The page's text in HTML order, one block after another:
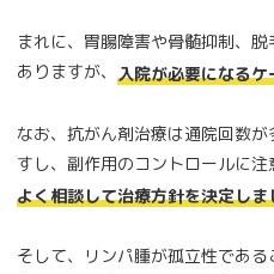
まれに、胃腸障害や骨髄抑制、
ありますが、 入院が必要になる
なお、抗がん剤治療は通院回数
すし、副作用のコントロールに
よく相談して治療方針を決定しま
そして、リンパ腫が孤立性であ